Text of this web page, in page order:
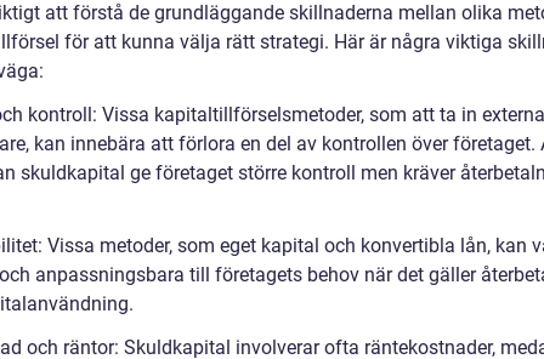
att förstå de grundläggande skillnaderna mellan olika
för att kunna välja rätt strategi. Här är några viktiga
kontroll: Vissa kapitaltillförselsmetoder, som att ta in externa
kan innebära att förlora en del av kontrollen över företaget.
skuldkapital ge företaget större kontroll men kräver
Vissa metoder, som eget kapital och konvertibla lån, kan
anpassningsbara till företagets behov när det gäller
och räntor: Skuldkapital involverar ofta räntekostnader,